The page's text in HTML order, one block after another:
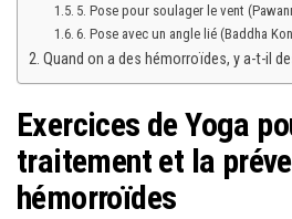
5. Pose pour soulager le vent
6. Pose avec un angle lié (Baddha
Quand on a des hémorroïdes, y a-t-il
Exercices de Yoga
traitement et la
hémorroïdes